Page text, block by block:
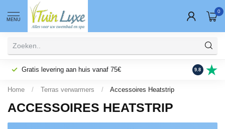
MENU
0
Gratis levering aan huis vanaf 75€ Fysieke
9.8
Home / Terras verwarmers / Accessoires Heatstrip
ACCESSOIRES HEATSTRIP